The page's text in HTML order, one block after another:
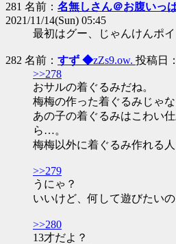
281 名前： 名無しさん＠お腹いっ
2021/11/14(Sun) 05:45
最初はグー、じゃんけんポイ
282 名前： すず ◆zZs9.ow. 投稿日
>>278
おサルの着ぐるみだね。
梅梅の作った着ぐるみじゃな
あの子の着ぐるみはこわい
ら…。
梅梅以外に着ぐるみ作れる人
>>279
うにゃ？
いいけど、何して遊びたいの
>>280
13才だよ？